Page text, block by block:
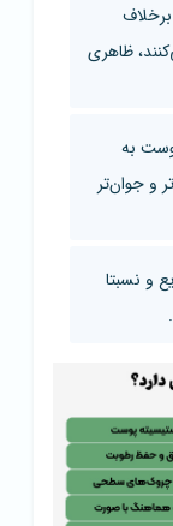
ظاهری
به
و جوان‌تر
و نسبتا